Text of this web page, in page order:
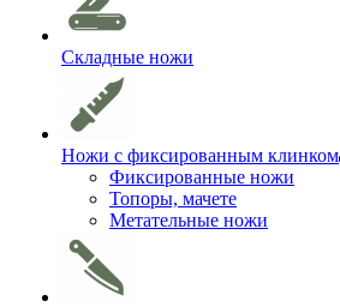
Складные ножи
Ножи с фиксированным клинком
Фиксированные ножи
Топоры, мачете
Метательные ножи